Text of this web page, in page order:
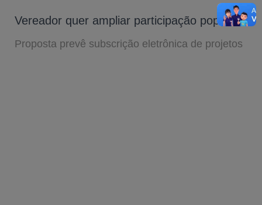
Vereador quer ampliar participação popular
Proposta prevê subscrição eletrônica de projetos